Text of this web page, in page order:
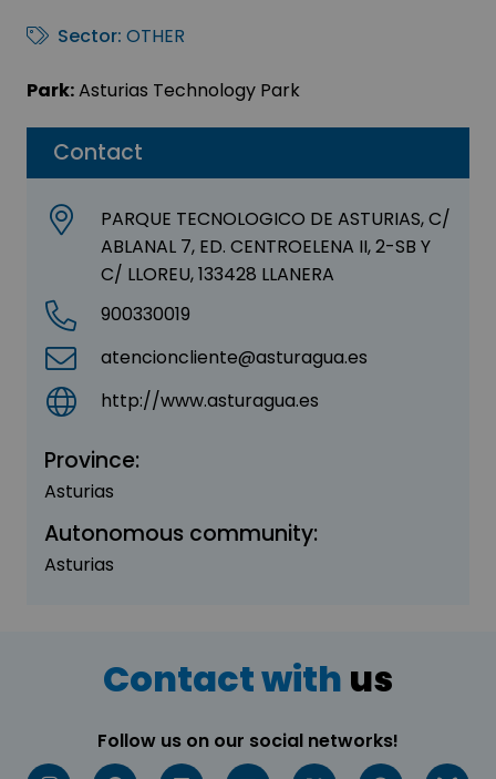
Contact
PARQUE TECNOLOGICO DE ASTURIAS, C/
ABLANAL 7, ED. CENTROELENA II, 2-SB Y
C/ LLOREU, 133428 LLANERA
900330019
atencioncliente@asturagua.es
http://www.asturagua.es
Province:
Asturias
Autonomous community:
Asturias
Sector: OTHER
Park:Asturias Technology Park
Contact with us
Follow us on our social networks!